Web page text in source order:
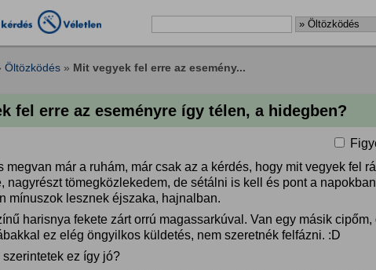
Öltözködés » Mit vegyek fel erre az esemény...
fel erre az eseményre így télen, a hidegben?
megvan már a ruhám, már csak az a kérdés, hogy mit vegyek fel
nagyrészt tömegközlekedem, de sétálni is kell és pont a napokban
mínuszok lesznek éjszaka, hajnalban.
harisnya fekete zárt orrú magassarkúval. Van egy másik cipőm,
ez elég öngyilkos küldetés, nem szeretnék felfázni. :D
ez így jó?